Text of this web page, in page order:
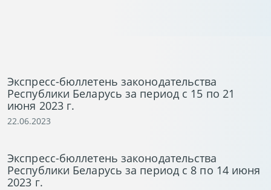
Экспресс-бюллетень законодательства
Республики Беларусь за период с 15 по 21
июня 2023 г.
22.06.2023
Экспресс-бюллетень законодательства
Республики Беларусь за период с 8 по 14 июня
2023 г.